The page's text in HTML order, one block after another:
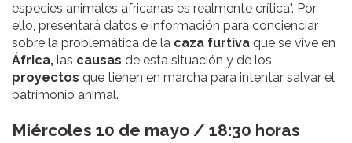
especies animales africanas es realmente crítica". Por
ello, presentará datos e información para concienciar
sobre la problemática de la caza furtiva que se vive en
África, las causas de esta situación y de los
proyectos que tienen en marcha para intentar salvar el
patrimonio animal.
Miércoles 10 de mayo / 18:30 horas